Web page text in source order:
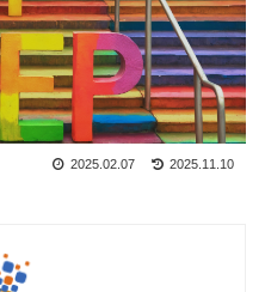
2025.02.07 2025.11.10